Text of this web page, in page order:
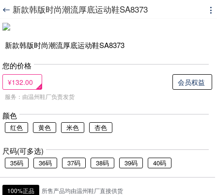
 新款韩版时尚潮流厚底运动鞋SA8373 
新款韩版时尚潮流厚底运动鞋SA8373
您的价格
¥132.00 会员权益
服务：由温州鞋厂负责发货
颜色
红色 黄色 米色 杏色
尺码(可多选)
35码 36码 37码 38码 39码 40码
100%正品
所售产品均由温州鞋厂直接供货